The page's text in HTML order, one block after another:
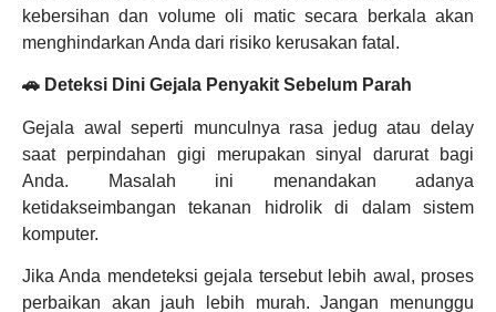
kebersihan dan volume oli matic secara berkala akan
menghindarkan Anda dari risiko kerusakan fatal.
🚗 Deteksi Dini Gejala Penyakit Sebelum Parah
Gejala awal seperti munculnya rasa jedug atau delay
saat perpindahan gigi merupakan sinyal darurat bagi
Anda. Masalah ini menandakan adanya
ketidakseimbangan tekanan hidrolik di dalam sistem
komputer.
Jika Anda mendeteksi gejala tersebut lebih awal, proses
perbaikan akan jauh lebih murah. Jangan menunggu